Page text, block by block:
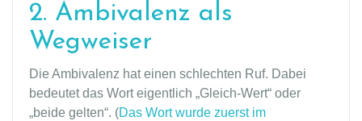
2. Ambivalenz als
Wegweiser
Die Ambivalenz hat einen schlechten Ruf. Dabei
bedeutet das Wort eigentlich „Gleich-Wert“ oder
„beide gelten“. (Das Wort wurde zuerst im